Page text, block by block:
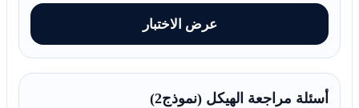
عرض الاختبار
أسئلة مراجعة الهيكل (نموذج2)